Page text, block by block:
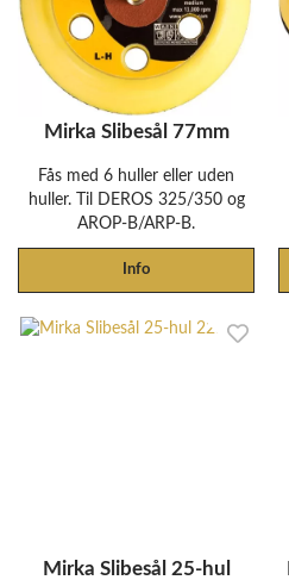
Mirka Slibesål 77mm
Fås med 6 huller eller uden
huller. Til DEROS 325/350 og
AROP-B/ARP-B.
Info
Mirka Slibesål 25-hul